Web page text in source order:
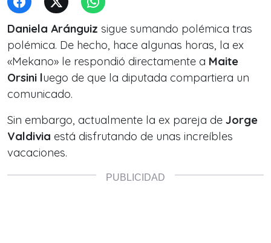
Daniela Aránguiz sigue sumando polémica tras
polémica. De hecho, hace algunas horas, la ex
«Mekano» le respondió directamente a Maite
Orsini luego de que la diputada compartiera un
comunicado.
Sin embargo, actualmente la ex pareja de Jorge
Valdivia está disfrutando de unas increíbles
vacaciones.